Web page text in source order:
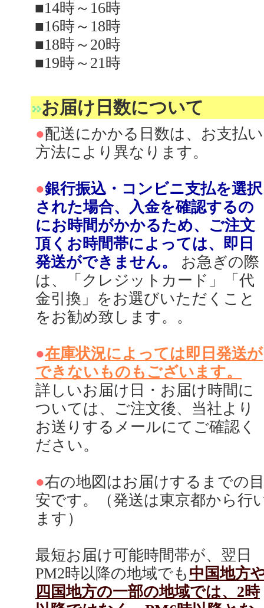
■14時～16時
■16時～18時
■18時～20時
■19時～21時
お届け日数について
●配送にかかる日数は、お支払い
方法により異なります。
●銀行振込・コンビニ支払を選択
された場合、入金を確認するの
にお時間がかかるため、ご注文
頂くお時間帯によっては、即日
発送ができません。
お急ぎの際
は、「クレジットカード」「代
金引換」をお選びいただくこと
をお勧め致します。。
●在庫状況によっては即日発送が
できないものもございます。
詳しいお届け日・お届け時間に
ついては、ご注文後、当社より
お送りするメールにてご確認く
ださい。
●右の地図はお届けするまでの目
安です。（発送は東京都から行
ます）
最短お届け可能時間帯が、翌日
PM2時以降の地域でも 中国地方
四国地方の一部の地域では、2時